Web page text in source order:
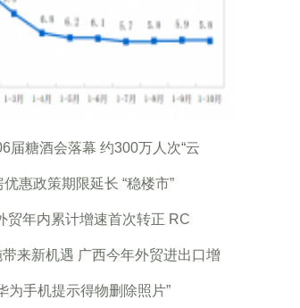
届糖酒会落幕 约300万人次“云
惠政策期限延长 “稳楼市”
贸年内累计增速首次转正 RC
来新机遇 广西今年外贸进出口增
为手机提示得物删除照片”